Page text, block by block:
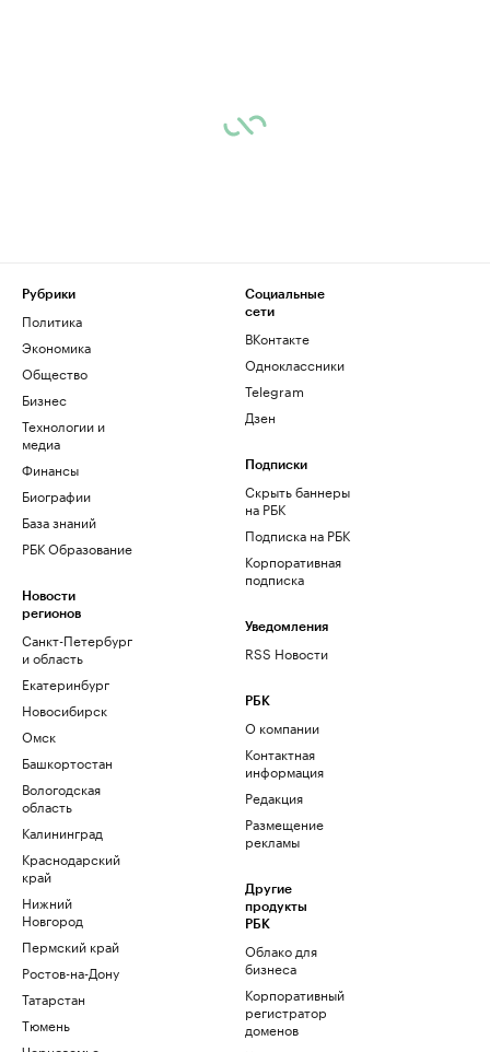
Рубрики
Политика
Экономика
Общество
Бизнес
Технологии и
медиа
Финансы
Биографии
База знаний
РБК Образование
Новости
регионов
Санкт-Петербург
и область
Екатеринбург
Новосибирск
Омск
Башкортостан
Вологодская
область
Калининград
Краснодарский
край
Нижний
Новгород
Пермский край
Ростов-на-Дону
Татарстан
Тюмень
Социальные
сети
ВКонтакте
Одноклассники
Telegram
Дзен
Подписки
Скрыть баннеры
на РБК
Подписка на РБК
Корпоративная
подписка
Уведомления
RSS Новости
РБК
О компании
Контактная
информация
Редакция
Размещение
рекламы
Другие
продукты
РБК
Облако для
бизнеса
Корпоративный
регистратор
доменов